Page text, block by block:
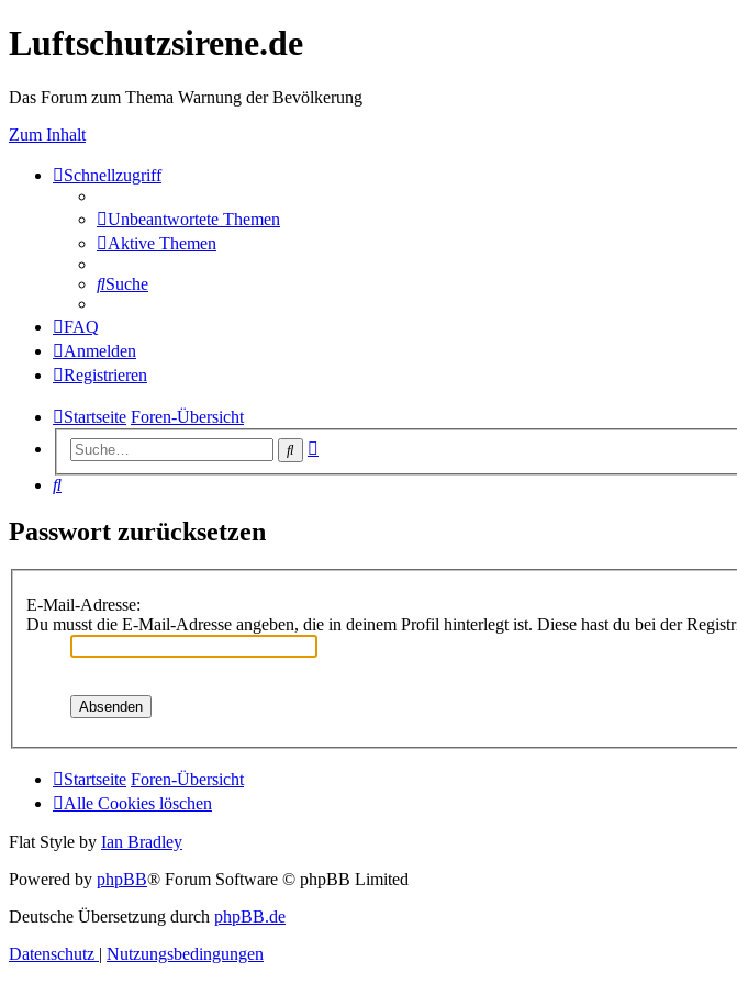
Luftschutzsirene.de
Das Forum zum Thema Warnung der Bevölkerung
Zum Inhalt
Schnellzugriff
Unbeantwortete Themen
Aktive Themen
Suche
FAQ
Anmelden
Registrieren
Startseite Foren-Übersicht
Suche
Suche
Passwort zurücksetzen
E-Mail-Adresse:
Du musst die E-Mail-Adresse angeben, die in deinem Profil hinterlegt ist. Diese hast du bei der
Startseite Foren-Übersicht
Alle Cookies löschen
Flat Style by Ian Bradley
Powered by phpBB® Forum Software © phpBB Limited
Deutsche Übersetzung durch phpBB.de
Datenschutz | Nutzungsbedingungen